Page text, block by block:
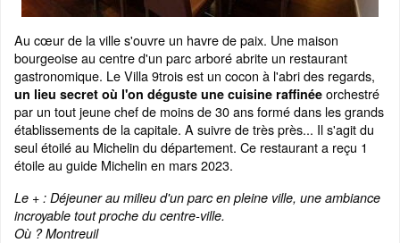
Au cœur de la ville s'ouvre un havre de paix. Une maison
bourgeoise au centre d'un parc arboré abrite un restaurant
gastronomique. Le Villa 9trois est un cocon à l'abri des regards,
un lieu secret où l'on déguste une cuisine raffinée orchestré
par un tout jeune chef de moins de 30 ans formé dans les grands
établissements de la capitale. A suivre de très près... Il s'agit du
seul étoilé au Michelin du département. Ce restaurant a reçu 1
étoile au guide Michelin en mars 2023.
Le + : Déjeuner au milieu d'un parc en pleine ville, une ambiance
incroyable tout proche du centre-ville.
Où ? Montreuil